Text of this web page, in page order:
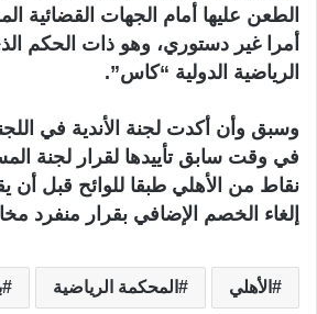
الطعن عليها أمام الجهات القضائية
أمرا غير دستوري، وهو ذات الحكم
الرياضية الدولية “كاس”.
وسبق وأن أكدت لجنة الأندية في
نقاط من الأهلي طبقا للوائح قبل أن
إلغاء الخصم الإضافي بقرار منفرد
الأهلي المحكمة الرياضية